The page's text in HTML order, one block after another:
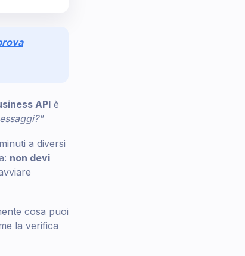
API è
a diversi
non devi
cosa puoi
la verifica